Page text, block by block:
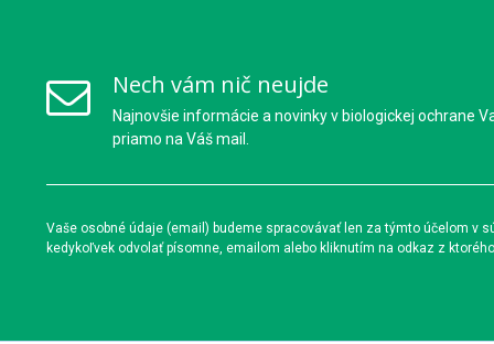
Nech vám nič neujde
Najnovšie informácie a novinky v biologickej ochrane
priamo na Váš mail.
Vaše osobné údaje (email) budeme spracovávať len za týmto účelom v
kedykoľvek odvolať písomne, emailom alebo kliknutím na odkaz z